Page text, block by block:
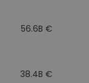
56.6B €
38.4B €